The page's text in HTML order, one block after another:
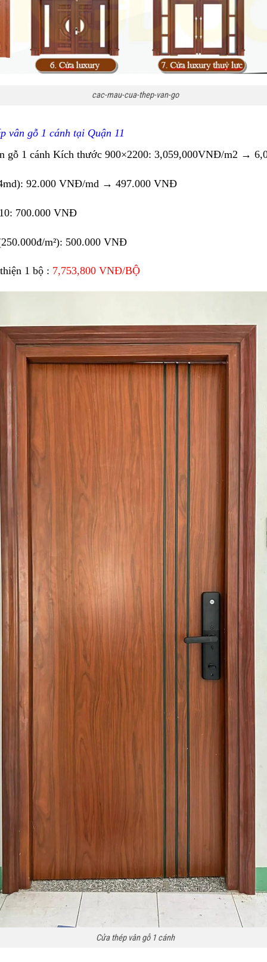
cac-mau-cua-thep-van-go
vân gỗ 1 cánh tại Quận 11
gỗ 1 cánh Kích thước 900×2200:3,059,000VNĐ/m2 →
: 92.000 VNĐ/md → 497.000 VNĐ
: 700.000 VNĐ
m²): 500.000 VNĐ
1 bộ : 7,753,800 VNĐ/BỘ
Cửa thép vân gỗ 1 cánh